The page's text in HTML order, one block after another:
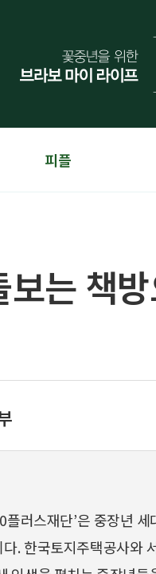
피플
는 책
플러스재단’은 중장년
. 한국토지주택공사와